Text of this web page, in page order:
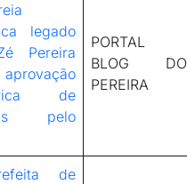
legado
Pereira
de
pelo
PORTAL
BLOG DO
PEREIRA
de